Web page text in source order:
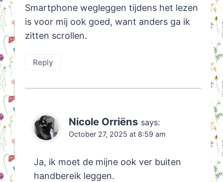
Smartphone wegleggen tijdens het lezen
is voor mij ook goed, want anders ga ik
zitten scrollen.
Reply
Nicole Orriëns says:
October 27, 2025 at 8:59 am
Ja, ik moet de mijne ook ver buiten
handbereik leggen.